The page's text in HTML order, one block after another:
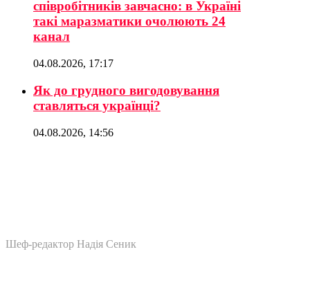
співробітників завчасно: в Україні
такі маразматики очолюють 24
канал
04.08.2026, 17:17
Як до грудного вигодовування
ставляться українці?
04.08.2026, 14:56
Шеф-редактор Надія Сеник